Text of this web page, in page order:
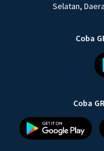
Selatan,
Coba
Coba